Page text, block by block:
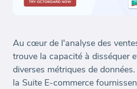
Au cœur de l'analyse des
trouve la capacité à disséquer
diverses métriques de
la Suite E-commerce